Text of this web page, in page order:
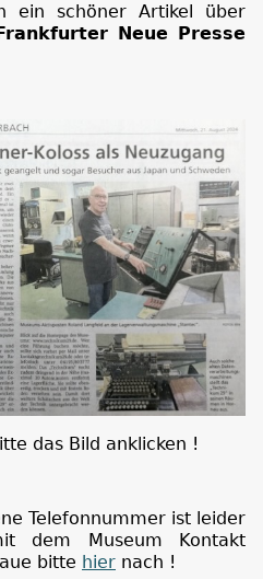
ein schöner Artikel über
Frankfurter Neue Presse
das Bild anklicken !
Telefonnummer ist leider
dem Museum Kontakt
bitte hier nach !